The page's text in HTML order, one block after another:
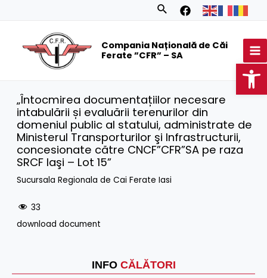
Search
Compania Națională de Căi
Ferate ”CFR” – SA
INFO CĂLĂTORI
„Întocmirea documentațiilor necesare
intabulării și evaluării terenurilor din
domeniul public al statului, administrate de
Ministerul Transporturilor şi Infrastructurii,
concesionate către CNCF”CFR”SA pe raza
SRCF Iaşi – Lot 15”
Sucursala Regionala de Cai Ferate Iasi
33
download document